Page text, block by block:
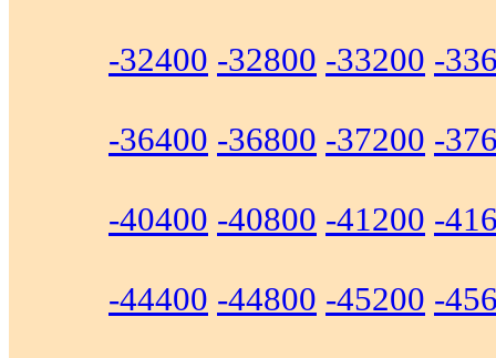
-32400 -32800 -33200 -
-36400 -36800 -37200 -
-40400 -40800 -41200 -
-44400 -44800 -45200 -